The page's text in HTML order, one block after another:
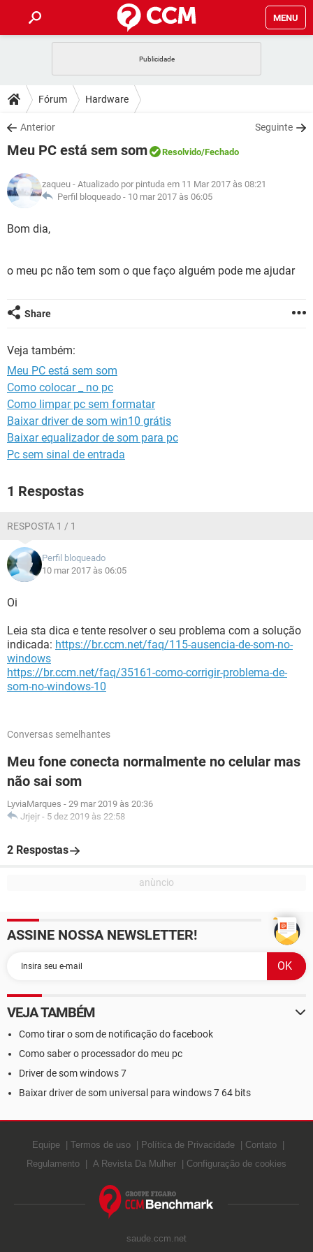
MENU
CELULAR
OUTLOOK
INSTAGRAM GMAIL
GUIA DE COMPRAS
DICAS
JOGOS
INSTAGRAM GMAIL
GUIA DE COMPRAS
DOWNLOADS
JOGOS WHATSAPP
CELULAR
OUTLOOK EXCEL
INSTAGRAM
JOGOS WHATSAPP
CELULAR
OUTLOOK
GLOSSÁRIO
JOGOS
OUTLOOK EXCEL
GUIA DE COMPRAS
Fórum Hardware
Anterior Seguinte
Meu PC está sem som Resolvido/Fechado
zaqueu - Atualizado por pintuda em 11 Mar 2017 às 08:21
Perfil bloqueado - 10 mar 2017 às 06:05
Bom dia,
o meu pc não tem som o que faço alguém pode me ajudar
Share
Veja também:
Meu PC está sem som
Como colocar _ no pc
Como limpar pc sem formatar
Baixar driver de som win10 grátis
Baixar equalizador de som para pc
Pc sem sinal de entrada
1 Respostas
RESPOSTA 1 / 1
Perfil bloqueado
10 mar 2017 às 06:05
Oi
Leia sta dica e tente resolver o seu problema com a solução
indicada: https://br.ccm.net/faq/115-ausencia-de-som-no-
windows
https://br.ccm.net/faq/35161-como-corrigir-problema-de-
som-no-windows-10
Conversas semelhantes
Meu fone conecta normalmente no celular mas
não sai som
LyviaMarques - 29 mar 2019 às 20:36
Jrjejr - 5 dez 2019 às 22:58
2 Respostas
ASSINE NOSSA NEWSLETTER!
VEJA TAMBÉM
Como tirar o som de notificação do facebook
Como saber o processador do meu pc
Driver de som windows 7
Baixar driver de som universal para windows 7 64 bits
Equipe Termos de uso Política de Privacidade
Contato
Regulamento
A Revista Da Mulher Configuração de cookies
saude.ccm.net